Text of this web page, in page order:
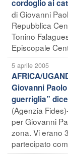
cordoglio ai
di Giovanni
Repubblica
Tonino
Episcopale
5 aprile 2005
AFRICA/
Giovanni
guerriglia”
(Agenzia
per Giovanni
zona. Vi erano
partecipato